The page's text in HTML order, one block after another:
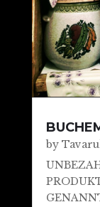
by